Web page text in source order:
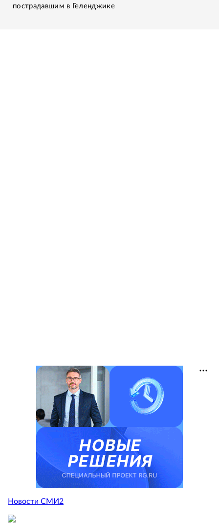
пострадавшим в Геленджике
Новости СМИ2